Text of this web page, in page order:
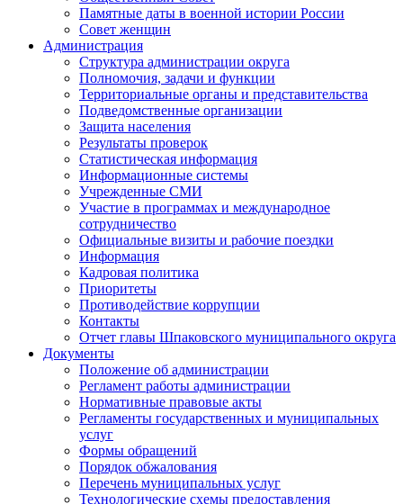
Памятные даты в военной истории России
Совет женщин
Администрация
Структура администрации округа
Полномочия, задачи и функции
Территориальные органы и представительства
Подведомственные организации
Защита населения
Результаты проверок
Статистическая информация
Информационные системы
Учрежденные СМИ
Участие в программах и международное
сотрудничество
Официальные визиты и рабочие поездки
Информация
Кадровая политика
Приоритеты
Противодействие коррупции
Контакты
Отчет главы Шпаковского муниципального округа
Документы
Положение об администрации
Регламент работы администрации
Нормативные правовые акты
Регламенты государственных и муниципальных
услуг
Формы обращений
Порядок обжалования
Перечень муниципальных услуг
Технологические схемы предоставления